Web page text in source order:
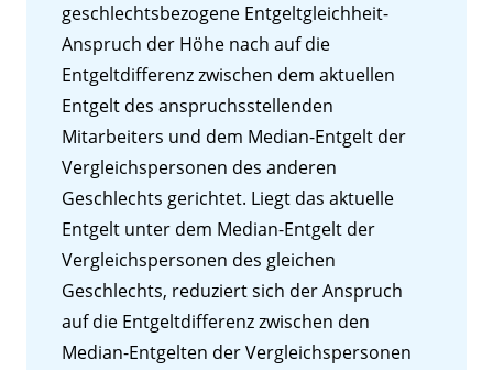
geschlechtsbezogene Entgeltgleichheit-
Anspruch der Höhe nach auf die
Entgeltdifferenz zwischen dem aktuellen
Entgelt des anspruchsstellenden
Mitarbeiters und dem Median-Entgelt der
Vergleichspersonen des anderen
Geschlechts gerichtet. Liegt das aktuelle
Entgelt unter dem Median-Entgelt der
Vergleichspersonen des gleichen
Geschlechts, reduziert sich der Anspruch
auf die Entgeltdifferenz zwischen den
Median-Entgelten der Vergleichspersonen